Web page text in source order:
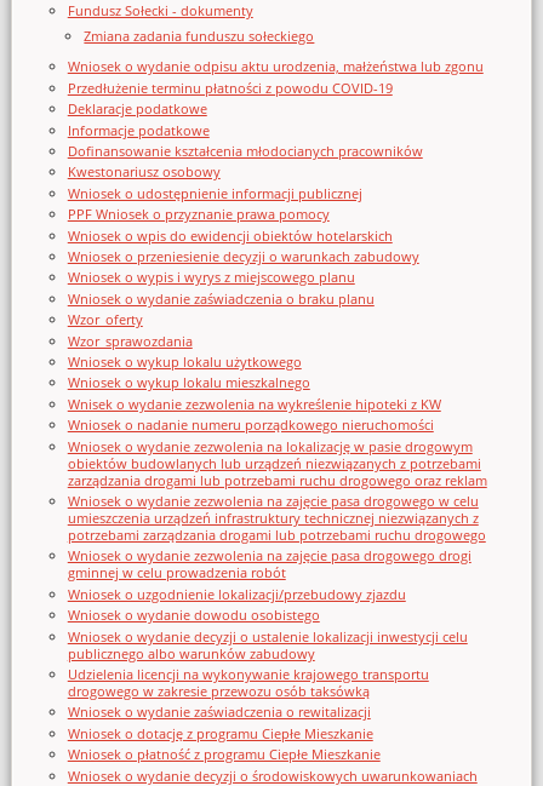
Fundusz Sołecki - dokumenty
Zmiana zadania funduszu sołeckiego
Wniosek o wydanie odpisu aktu urodzenia, małżeństwa lub zgonu
Przedłużenie terminu płatności z powodu COVID-19
Deklaracje podatkowe
Informacje podatkowe
Dofinansowanie kształcenia młodocianych pracowników
Kwestonariusz osobowy
Wniosek o udostępnienie informacji publicznej
PPF Wniosek o przyznanie prawa pomocy
Wniosek o wpis do ewidencji obiektów hotelarskich
Wniosek o przeniesienie decyzji o warunkach zabudowy
Wniosek o wypis i wyrys z miejscowego planu
Wniosek o wydanie zaświadczenia o braku planu
Wzor_oferty
Wzor_sprawozdania
Wniosek o wykup lokalu użytkowego
Wniosek o wykup lokalu mieszkalnego
Wnisek o wydanie zezwolenia na wykreślenie hipoteki z KW
Wniosek o nadanie numeru porządkowego nieruchomości
Wniosek o wydanie zezwolenia na lokalizację w pasie drogowym
obiektów budowlanych lub urządzeń niezwiązanych z potrzebami
zarządzania drogami lub potrzebami ruchu drogowego oraz reklam
Wniosek o wydanie zezwolenia na zajęcie pasa drogowego w celu
umieszczenia urządzeń infrastruktury technicznej niezwiązanych z
potrzebami zarządzania drogami lub potrzebami ruchu drogowego
Wniosek o wydanie zezwolenia na zajęcie pasa drogowego drogi
gminnej w celu prowadzenia robót
Wniosek o uzgodnienie lokalizacji/przebudowy zjazdu
Wniosek o wydanie dowodu osobistego
Wniosek o wydanie decyzji o ustalenie lokalizacji inwestycji celu
publicznego albo warunków zabudowy
Udzielenia licencji na wykonywanie krajowego transportu
drogowego w zakresie przewozu osób taksówką
Wniosek o wydanie zaświadczenia o rewitalizacji
Wniosek o dotację z programu Ciepłe Mieszkanie
Wniosek o płatność z programu Ciepłe Mieszkanie
Wniosek o wydanie decyzji o środowiskowych uwarunkowaniach